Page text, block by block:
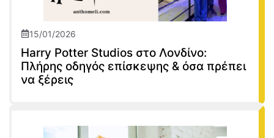
15/01/2026
Harry Potter Studios στο Λονδίνο:
Πλήρης οδηγός επίσκεψης & όσα πρέπει
να ξέρεις